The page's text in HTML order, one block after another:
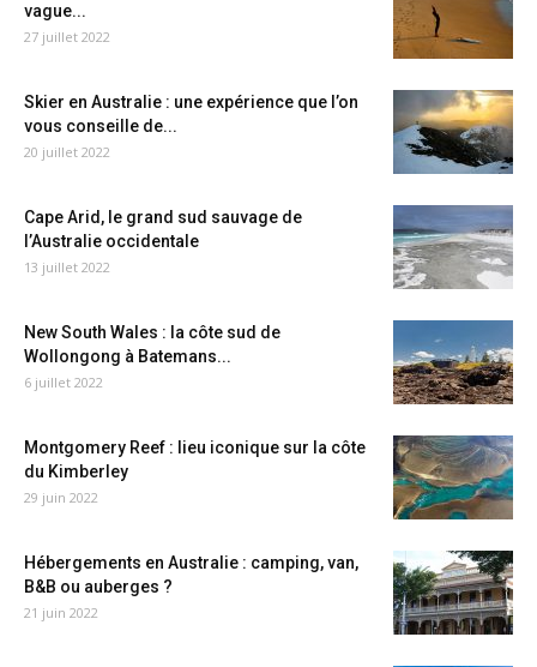
vague...
27 juillet 2022
Skier en Australie : une expérience que l’on
vous conseille de...
20 juillet 2022
Cape Arid, le grand sud sauvage de
l’Australie occidentale
13 juillet 2022
New South Wales : la côte sud de
Wollongong à Batemans...
6 juillet 2022
Montgomery Reef : lieu iconique sur la côte
du Kimberley
29 juin 2022
Hébergements en Australie : camping, van,
B&B ou auberges ?
21 juin 2022